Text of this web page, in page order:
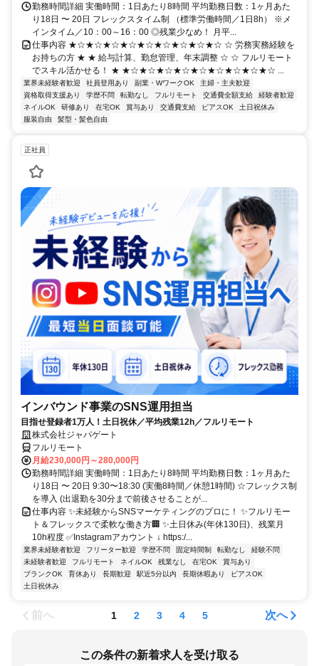
勤務時間詳細 実働時間：1日あたり8時間 平均勤務日数：1ヶ月あた
り18日 〜 20日 フレックスタイム制 （標準労働時間／1日8h） ※メ
インタイム／10：00～16：00 ◎残業少なめ！ 月平...
仕事内容 ★☆★☆★☆★☆★☆★☆★☆★☆★☆ ☆ 労務実務経験を
お持ちの方 ★ ★ 給与計算、勤怠管理、年末調整 ☆ ☆ フルリモート
でスキル活かせる！ ★ ★☆★☆★☆★☆★☆★☆★☆★☆★☆ ...
業界未経験者歓迎 社員登用あり 副業・WワークOK
主婦・主夫歓迎
資格取得支援あり
学歴不問 転勤なし フルリモート 交通費全額支給
経験者歓迎
ネイルOK
研修あり 在宅OK 賞与あり 交通費支給 ピアスOK
土日祝休み
服装自由
髪型・髪色自由
正社員
インバウンド事業のSNS運用担当
目指せ登録者1万人！土日祝休／平均残業12h／フルリモート
株式会社ジャパゲート
フルリモート
月給230,000円～280,000円
勤務時間詳細 実働時間：1日あたり8時間 平均勤務日数：1ヶ月あた
り18日 〜 20日 9:30〜18:30 (実働8時間／休憩1時間) ☆フレックス制
を導入 (出退勤を30分まで前後させることが...
仕事内容 ✨未経験からSNSマーケティングのプロに！ ✨フルリモー
ト＆フレックスで柔軟な働き方🏢 ✨土日休み(年休130日)、残業月
10h程度 ✅Instagramアカウント ↓ https:/...
業界未経験者歓迎 フリーター歓迎 学歴不問 固定時間制 転勤なし
経験不問
未経験者歓迎
フルリモート ネイルOK 残業なし 在宅OK
賞与あり
ブランクOK
育休あり 長期歓迎 駅近5分以内 長期休暇あり
ピアスOK
土日祝休み
前へ 1 2 3 4 5 次へ
この条件の新着求人を受け取る